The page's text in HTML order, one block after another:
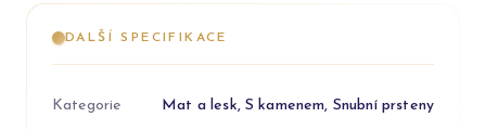
DALŠÍ SPECIFIKACE
Kategorie Mat a lesk, S kamenem, Snubní prsteny